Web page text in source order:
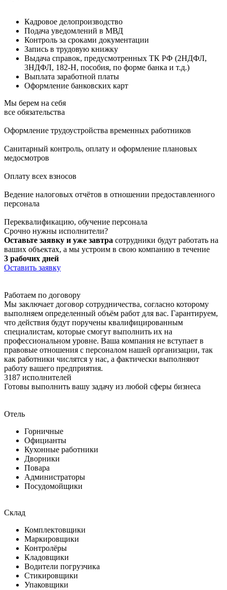
Кадровое делопроизводство
Подача уведомлений в МВД
Контроль за сроками документации
Запись в трудовую книжку
Выдача справок, предусмотренных ТК РФ (2НДФЛ,
3НДФЛ, 182-Н, пособия, по форме банка и т.д.)
Выплата заработной платы
Оформление банковских карт
Мы берем на себя
все обязательства
Оформление трудоустройства временных работников
Санитарный контроль, оплату и оформление плановых
медосмотров
Оплату всех взносов
Ведение налоговых отчётов в отношении предоставленного
персонала
Переквалификацию, обучение персонала
Срочно нужны исполнители?
Оставьте заявку и уже завтра сотрудники будут работать на
ваших объектах, а мы устроим в свою компанию в течение
3 рабочих дней
Оставить заявку
Работаем по договору
Мы заключает договор сотрудничества, согласно которому
выполняем определенный объём работ для вас. Гарантируем,
что действия будут поручены квалифицированным
специалистам, которые смогут выполнить их на
профессиональном уровне. Ваша компания не вступает в
правовые отношения с персоналом нашей организации, так
как работники числятся у нас, а фактически выполняют
работу вашего предприятия.
3187 исполнителей
Готовы выполнить вашу задачу из любой сферы бизнеса
Отель
Горничные
Официанты
Кухонные работники
Дворники
Повара
Администраторы
Посудомойщики
Склад
Комплектовщики
Маркировщики
Контролёры
Кладовщики
Водители погрузчика
Стикировщики
Упаковщики